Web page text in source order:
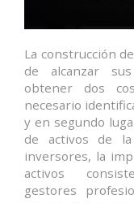
La construcción
de alcanzar
obtener dos
necesario
y en segundo
de activos de la
inversores, la
activos
gestores